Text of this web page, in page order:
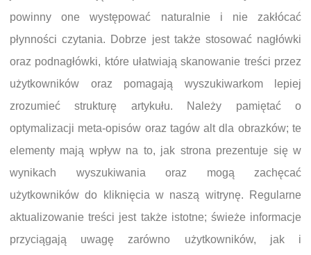
powinny one występować naturalnie i nie zakłócać
płynności czytania. Dobrze jest także stosować nagłówki
oraz podnagłówki, które ułatwiają skanowanie treści przez
użytkowników oraz pomagają wyszukiwarkom lepiej
zrozumieć strukturę artykułu. Należy pamiętać o
optymalizacji meta-opisów oraz tagów alt dla obrazków; te
elementy mają wpływ na to, jak strona prezentuje się w
wynikach wyszukiwania oraz mogą zachęcać
użytkowników do kliknięcia w naszą witrynę. Regularne
aktualizowanie treści jest także istotne; świeże informacje
przyciągają uwagę zarówno użytkowników, jak i